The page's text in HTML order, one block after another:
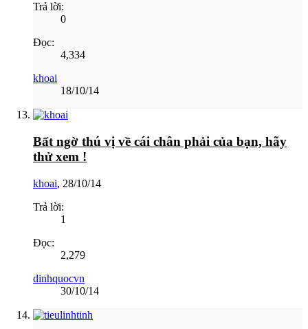
Trả lời:
0
Đọc:
4,334
khoai
18/10/14
Bất ngờ thú vị về cái chân phải của bạn, hãy
thử xem !
khoai, 28/10/14
Trả lời:
1
Đọc:
2,279
dinhquocvn
30/10/14